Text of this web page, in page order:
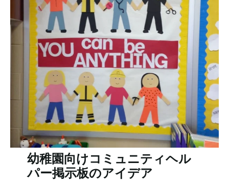
幼稚園向けコミュニティヘル
パー掲示板のアイデア